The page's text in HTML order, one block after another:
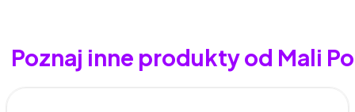
Poznaj inne produkty od Mali